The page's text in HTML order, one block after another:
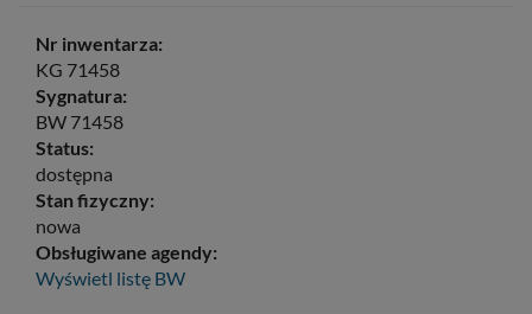
Nr inwentarza:
KG 71458
Sygnatura:
BW 71458
Status:
dostępna
Stan fizyczny:
nowa
Obsługiwane agendy:
Wyświetl listę BW